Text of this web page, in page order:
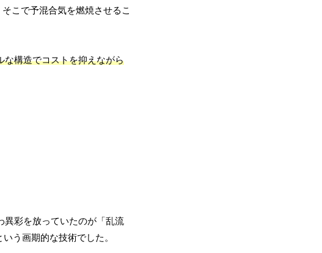
そこで予混合気を燃焼させるこ
な構造でコストを抑えながら
異彩を放っていたのが「乱流
いう画期的な技術でした。